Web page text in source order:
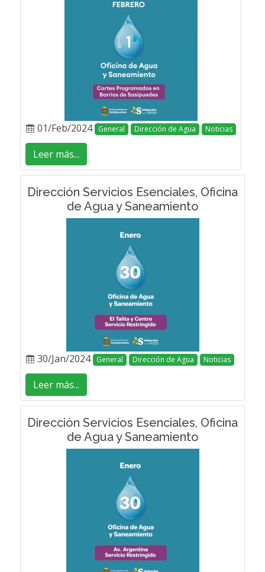
01/Feb/2024 General Dirección de Agua Noticias
Leer más...
Dirección Servicios Esenciales, Oficina
de Agua y Saneamiento
30/Jan/2024 General Dirección de Agua Noticias
Leer más...
Dirección Servicios Esenciales, Oficina
de Agua y Saneamiento